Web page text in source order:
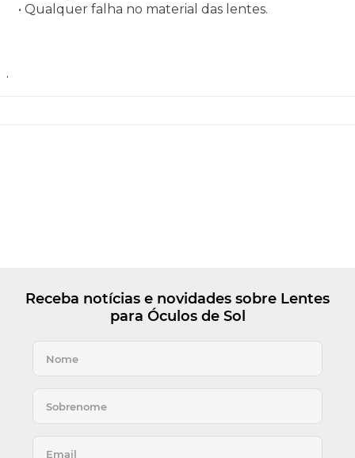
• Qualquer falha no material das lentes.
.
Receba notícias e novidades sobre Lentes
para Óculos de Sol